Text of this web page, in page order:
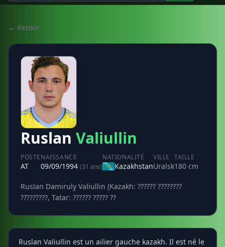
← Retour
Ruslan Valiullin
POSTE
AT
NAISSANCE
09/09/1994 (31 ans)
NATIONALITÉ
Kazakhstan
VILLE
Uralsk
TAILLE
180 cm
Ruslan Damiruly Valiullin (Kazakh: ?????? ????????
?????????, Tatar: ?????? ????? ??
Ruslan Valiullin est un ailier gauche kazakh. Il est né le